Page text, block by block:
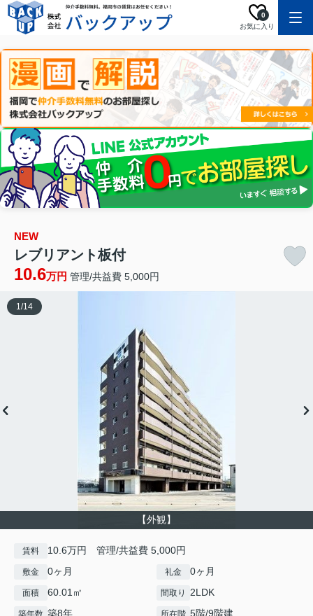
お気に入り
0
NEW
レブリアント板付
10.6万円 管理/共益費 5,000円
【外観】
1/14
賃料 10.6万円 管理/共益費 5,000円
敷金 0ヶ月 礼金 0ヶ月
面積 60.01㎡ 間取り 2LDK
築8年 5階/9階建